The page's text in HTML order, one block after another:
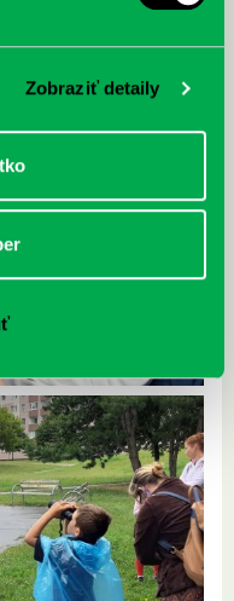
Zobraziť detaily